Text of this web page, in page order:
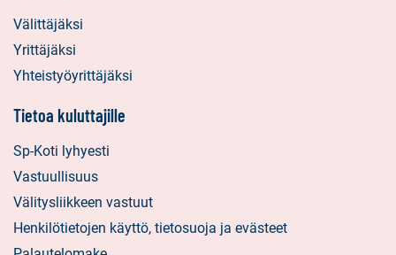
Välittäjäksi
Yrittäjäksi
Yhteistyöyrittäjäksi
Tietoa kuluttajille
Sp-Koti lyhyesti
Vastuullisuus
Välitysliikkeen vastuut
Henkilötietojen käyttö, tietosuoja ja evästeet